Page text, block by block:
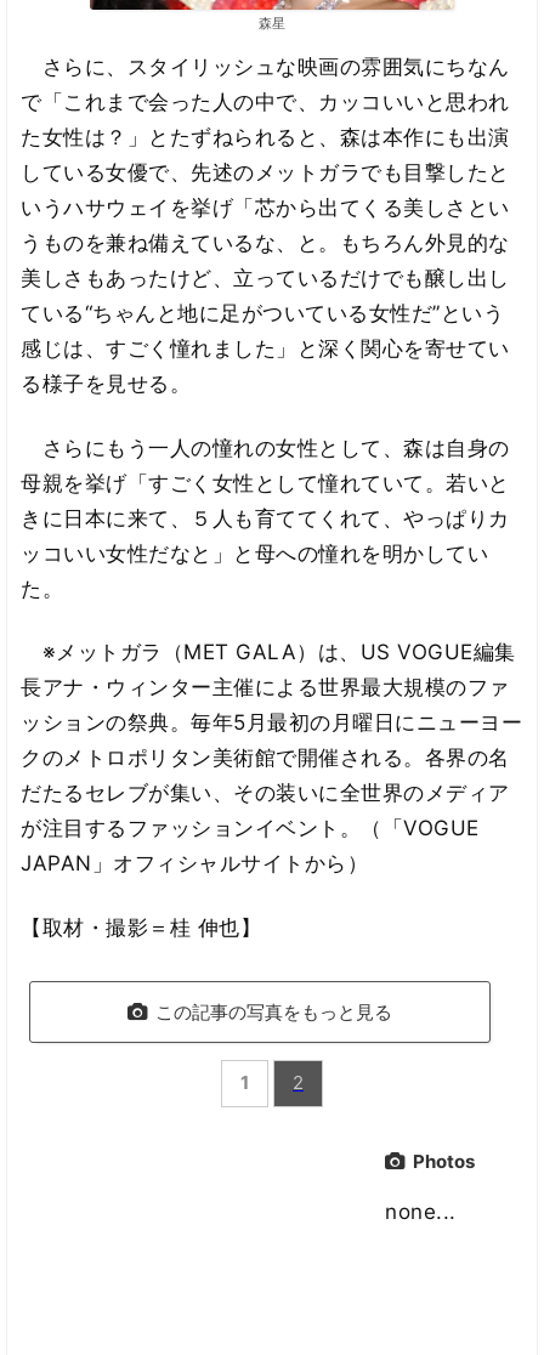
森星
さらに、スタイリッシュな映画の雰囲気にちなん
で「これまで会った人の中で、カッコいいと思われ
た女性は？」とたずねられると、森は本作にも出演
している女優で、先述のメットガラでも目撃したと
いうハサウェイを挙げ「芯から出てくる美しさとい
うものを兼ね備えているな、と。もちろん外見的な
美しさもあったけど、立っているだけでも醸し出し
ている“ちゃんと地に足がついている女性だ”という
感じは、すごく憧れました」と深く関心を寄せてい
る様子を見せる。
さらにもう一人の憧れの女性として、森は自身の
母親を挙げ「すごく女性として憧れていて。若いと
きに日本に来て、５人も育ててくれて、やっぱりカ
ッコいい女性だなと」と母への憧れを明かしてい
た。
※メットガラ（MET GALA）は、US VOGUE編集
長アナ・ウィンター主催による世界最大規模のファ
ッションの祭典。毎年5月最初の月曜日にニューヨー
クのメトロポリタン美術館で開催される。各界の名
だたるセレブが集い、その装いに全世界のメディア
が注目するファッションイベント。（「VOGUE
JAPAN」オフィシャルサイトから）
【取材・撮影＝桂 伸也】
この記事の写真をもっと見る
1 2
Photos
none...